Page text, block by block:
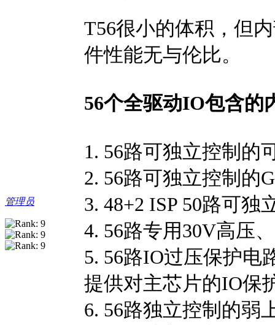
管理员
T56很小的体积，但
件性能无与伦比。
56个全驱动IO包含的
1. 56路可独立控制的
2. 56路可独立控制的
3. 48+2 ISP 50路可独
4. 56路专用30V高压
5. 56路IO过压保护电
提供对主芯片的IO保
6. 56路独立控制的弱